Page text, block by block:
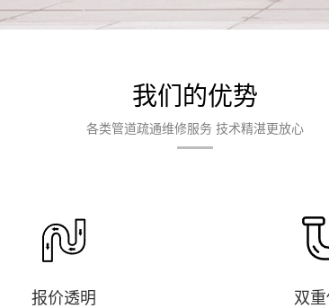
我们的优势
各类管道疏通维修服务 技术精湛更放心
报价透明 双